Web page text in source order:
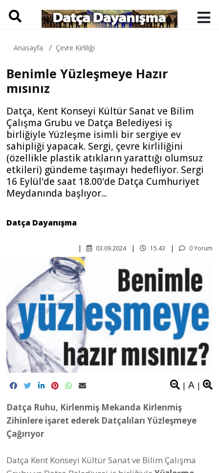
Anasayfa Çevre Kirliliği
Benimle Yüzleşmeye Hazır
mısınız
Datça, Kent Konseyi Kültür Sanat ve Bilim
Çalışma Grubu ve Datça Belediyesi iş
birliğiyle Yüzleşme isimli bir sergiye ev
sahipliği yapacak. Sergi, çevre kirliliğini
(özellikle plastik atıkların yarattığı olumsuz
etkileri) gündeme taşımayı hedefliyor. Sergi
16 Eylül'de saat 18.00'de Datça Cumhuriyet
Meydanında başlıyor...
Datça Dayanışma
0 Yorum
15.43
03.09.2024
| A |
Datça Ruhu, Kirlenmiş Mekanda Kirlenmiş
Zihinlere işaret ederek Datçalıları Yüzleşmeye
Çağırıyor
Datça Kent Konseyi Kültür Sanat ve Bilim Çalışma